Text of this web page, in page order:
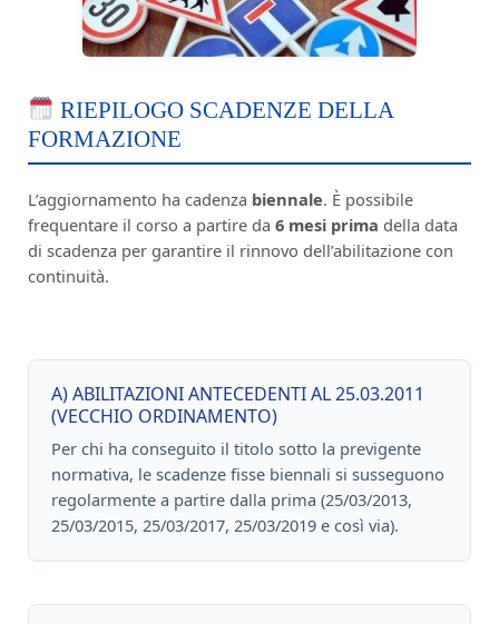
RIEPILOGO SCADENZE DELLA
FORMAZIONE
L’aggiornamento ha cadenza biennale. È possibile
frequentare il corso a partire da 6 mesi prima della data
di scadenza per garantire il rinnovo dell’abilitazione con
continuità.
A) ABILITAZIONI ANTECEDENTI AL 25.03.2011
(VECCHIO ORDINAMENTO)
Per chi ha conseguito il titolo sotto la previgente
normativa, le scadenze fisse biennali si susseguono
regolarmente a partire dalla prima (25/03/2013,
25/03/2015, 25/03/2017, 25/03/2019 e così via).